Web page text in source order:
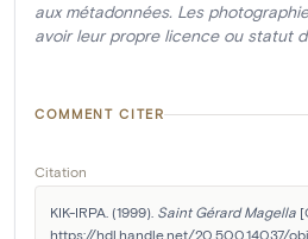
aux métadonnées. Les
avoir leur propre licence ou statut
COMMENT CITER
Citation
KIK-IRPA. (1999). Saint Gérard Magella
https://hdl.handle.net/20.500.14037/